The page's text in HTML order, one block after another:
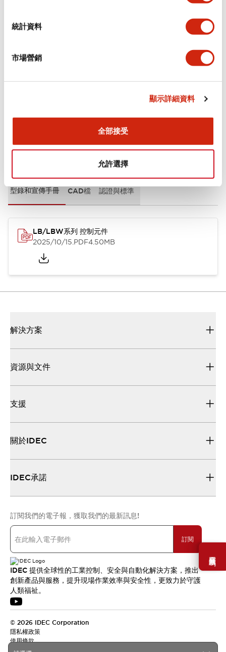
統計資料
市場營銷
顯示詳細資料
全部接受
允許選擇
需要幫助嗎？
文件和檔案
型錄和宣傳手冊 CAD檔 認證與標準
LB/LBW系列 控制元件
2025/10/15.PDF4.50MB
解決方案
資源與文件
支援
關於IDEC
IDEC承諾
訂閱我們的電子報，獲取我們的最新訊息!
訂閱
IDEC 提供全球性的工業控制、安全與自動化解決方案，推出
創新產品與服務，提升現場作業效率與安全性，更致力於守護
人類福祉。
© 2026 IDEC Corporation
隱私權政策
使用條款